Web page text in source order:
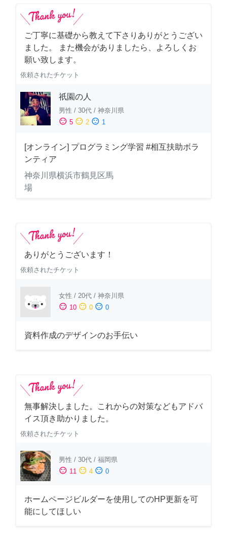
ご丁寧に基礎から教えて下さりありがとうござい
ました。 また機会がありましたら、よろしくお
願い致します。
依頼されたチケット
祇園の人
男性 / 30代 / 神奈川県
sentiment_satisfied 5 sentiment_neutral 2 sentiment_dissatisfied 1
[オンライン] プログラミング学習 #相互扶助ボラ
ンティア
神奈川県横浜市鶴見区馬
場
ありがとうございます！
依頼されたチケット
女性 / 20代 / 神奈川県
sentiment_satisfied 10 sentiment_neutral 0 sentiment_dissatisfied 0
資料作成のデザインのお手伝い
無事解決しました。これからの対策などもアドバ
イス頂き助かりました。
依頼されたチケット
男性 / 30代 / 福岡県
sentiment_satisfied 11 sentiment_neutral 4 sentiment_dissatisfied 0
ホームページビルダーを使用してのHP更新を可
能にしてほしい